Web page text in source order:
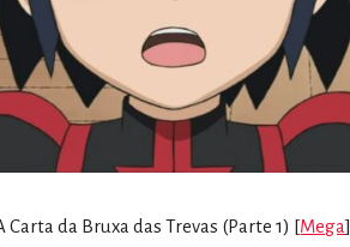
Carta da Bruxa das Trevas (Parte 1) [Mega]